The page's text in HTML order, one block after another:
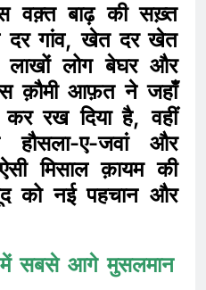
वक़्त बाढ़ की सख़्त
दर गांव, खेत दर खेत
लोग बेघर और
क़ौमी आफ़त ने जहाँ
रख दिया है, वहीं
ए-जवां और
मिसाल क़ायम की
को नई पहचान और
में सबसे आगे मुसलमान